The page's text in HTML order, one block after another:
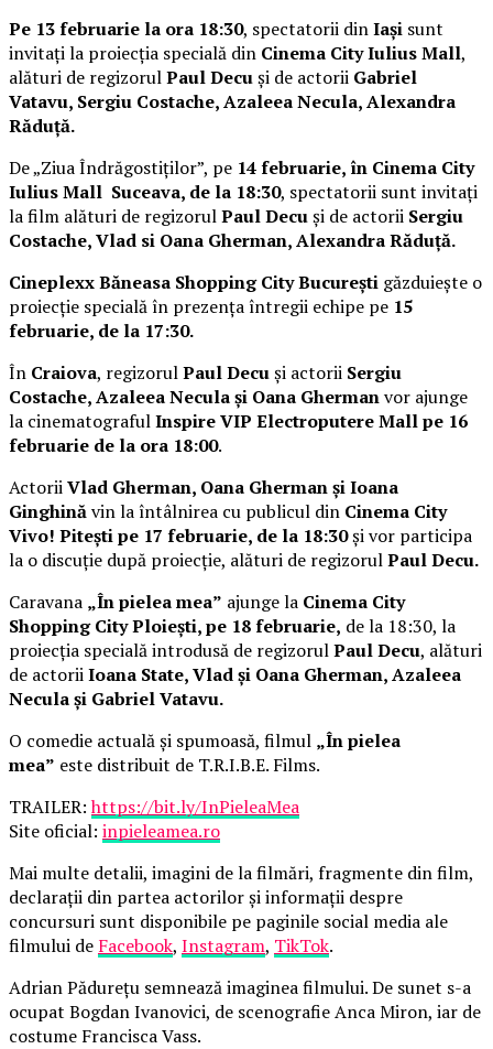
Pe 13 februarie la ora 18:30, spectatorii dinIași sunt
invitați la proiecția specială din Cinema City Iulius Mall,
alături de regizorulPaul Decuși de actorii Gabriel
Vatavu, Sergiu Costache, Azaleea Necula, Alexandra
Răduță.
De „Ziua Îndrăgostiților”, pe 14 februarie, în Cinema City
Iulius Mall Suceava, de la 18:30, spectatorii sunt invitați
la film alături de regizorulPaul Decuși de actorii Sergiu
Costache, Vlad si Oana Gherman, Alexandra Răduță.
Cineplexx Băneasa Shopping City București găzduiește o
proiecție specială în prezența întregii echipe pe 15
februarie, de la 17:30.
În Craiova, regizorulPaul Decuși actorii Sergiu
Costache, Azaleea Necula și Oana Ghermanvor ajunge
la cinematografulInspire VIP Electroputere Mall pe 16
februarie de la ora 18:00.
ActoriiVlad Gherman, Oana Gherman și Ioana
Ginghinăvin la întâlnirea cu publicul din Cinema City
Vivo! Pitești pe 17 februarie, de la 18:30și vor participa
la o discuție după proiecție, alături de regizorulPaul Decu.
Caravana „În pielea mea” ajunge la Cinema City
Shopping City Ploiești, pe 18 februarie, de la 18:30, la
proiecția specială introdusă de regizorulPaul Decu, alături
de actoriiIoana State, Vlad și Oana Gherman, Azaleea
Necula și Gabriel Vatavu.
O comedie actuală și spumoasă, filmul „În pielea
mea” este distribuit de T.R.I.B.E. Films.
TRAILER:https://bit.ly/InPieleaMea
Site oficial: inpieleamea.ro
Mai multe detalii, imagini de la filmări, fragmente din film,
declarații din partea actorilor și informații despre
concursuri sunt disponibile pe paginile social media ale
filmului de Facebook, Instagram, TikTok.
Adrian Pădurețu semnează imaginea filmului. De sunet s-a
ocupat Bogdan Ivanovici, de scenografie Anca Miron, iar de
costume Francisca Vass.